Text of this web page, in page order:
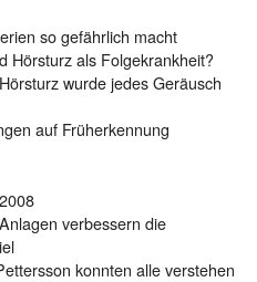
so gefährlich macht
Hörsturz als Folgekrankheit?
wurde jedes Geräusch
auf Früherkennung
verbessern die
konnten alle verstehen